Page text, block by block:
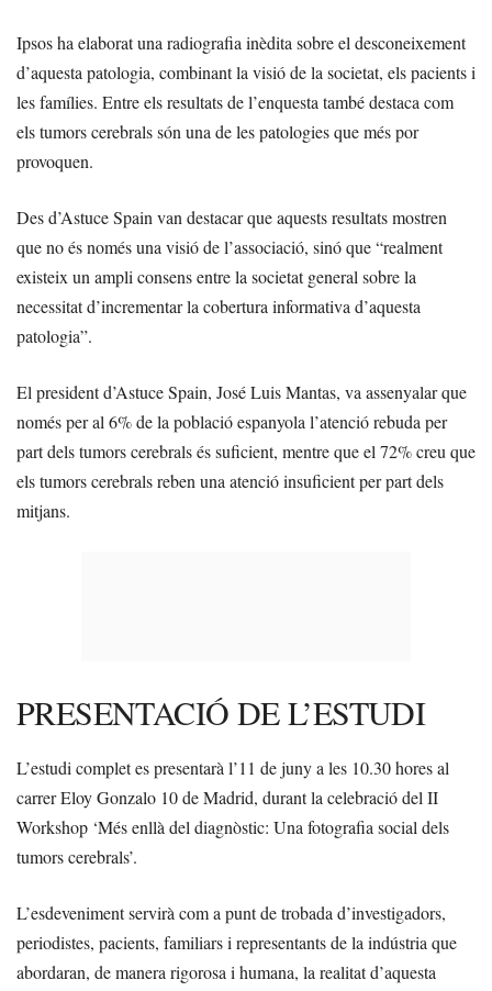
Ipsos ha elaborat una radiografia inèdita sobre el desconeixement
d’aquesta patologia, combinant la visió de la societat, els pacients i
les famílies. Entre els resultats de l’enquesta també destaca com
els tumors cerebrals són una de les patologies que més por
provoquen.
Des d’Astuce Spain van destacar que aquests resultats mostren
que no és només una visió de l’associació, sinó que “realment
existeix un ampli consens entre la societat general sobre la
necessitat d’incrementar la cobertura informativa d’aquesta
patologia”.
El president d’Astuce Spain, José Luis Mantas, va assenyalar que
només per al 6% de la població espanyola l’atenció rebuda per
part dels tumors cerebrals és suficient, mentre que el 72% creu que
els tumors cerebrals reben una atenció insuficient per part dels
mitjans.
PRESENTACIÓ DE L’ESTUDI
L’estudi complet es presentarà l’11 de juny a les 10.30 hores al
carrer Eloy Gonzalo 10 de Madrid, durant la celebració del II
Workshop ‘Més enllà del diagnòstic: Una fotografia social dels
tumors cerebrals’.
L’esdeveniment servirà com a punt de trobada d’investigadors,
periodistes, pacients, familiars i representants de la indústria que
abordaran, de manera rigorosa i humana, la realitat d’aquesta